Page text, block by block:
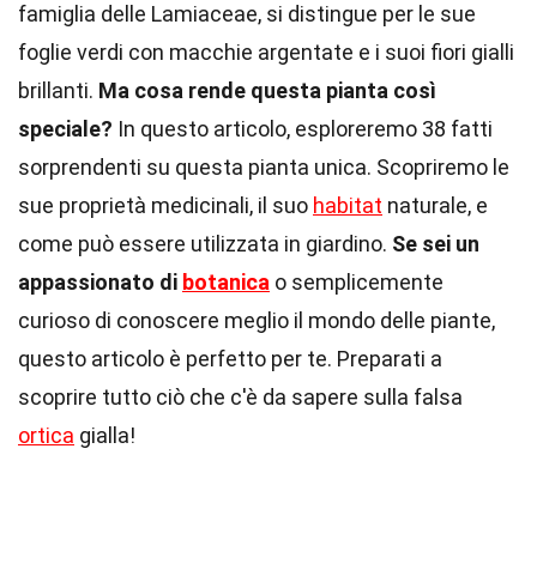
famiglia delle Lamiaceae, si distingue per le sue
foglie verdi con macchie argentate e i suoi fiori gialli
brillanti. Ma cosa rende questa pianta così
speciale? In questo articolo, esploreremo 38 fatti
sorprendenti su questa pianta unica. Scopriremo le
sue proprietà medicinali, il suo habitat naturale, e
come può essere utilizzata in giardino. Se sei un
appassionato di botanica o semplicemente
curioso di conoscere meglio il mondo delle piante,
questo articolo è perfetto per te. Preparati a
scoprire tutto ciò che c'è da sapere sulla falsa
ortica gialla!